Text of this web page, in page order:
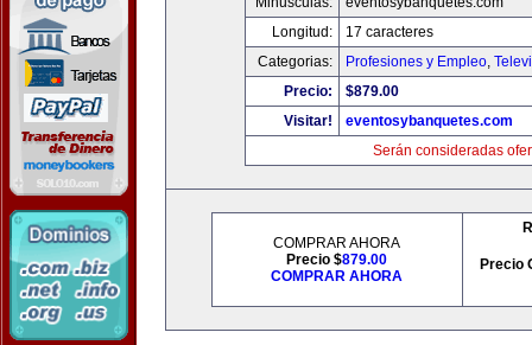
Longitud:
17 caracteres
Categorias:
Profesiones y Empleo,
Precio:
$879.00
Visitar!
eventosybanquetes.com
Serán consideradas
COMPRAR AHORA
Precio $879.00
COMPRAR AHORA
Precio